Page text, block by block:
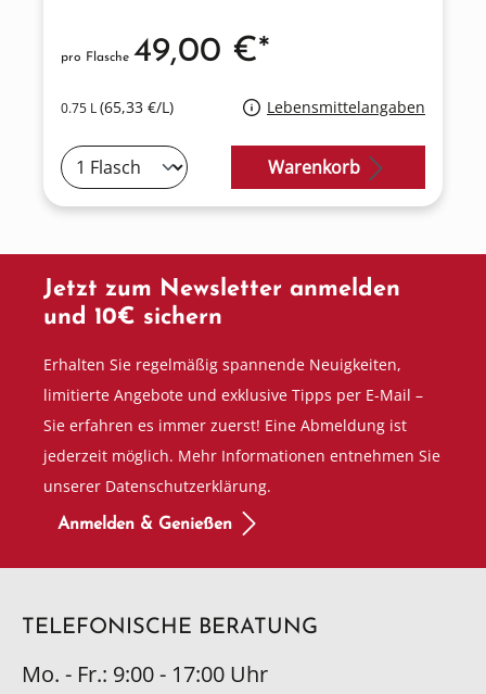
0.75 L(65,33 €/L) Lebensmittelangaben
pro Flasche 49,00 €*
Warenkorb
Jetzt zum Newsletter anmelden
und 10€ sichern
Erhalten Sie regelmäßig spannende Neuigkeiten,
limitierte Angebote und exklusive Tipps per E-Mail –
Sie erfahren es immer zuerst! Eine Abmeldung ist
jederzeit möglich. Mehr Informationen entnehmen Sie
unserer Datenschutzerklärung.
Anmelden & Genießen
TELEFONISCHE BERATUNG
Mo. - Fr.: 9:00 - 17:00 Uhr